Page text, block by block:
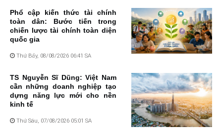
Phổ cập kiến thức tài chính
toàn dân: Bước tiến trong
chiến lược tài chính toàn diện
quốc gia
Thứ Bảy, 08/08/2026 06:41 SA
TS Nguyễn Sĩ Dũng: Việt Nam
cần những doanh nghiệp tạo
dựng năng lực mới cho nền
kinh tế
Thứ Sáu, 07/08/2026 05:01 SA